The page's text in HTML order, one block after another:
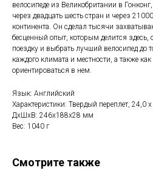
велосипеде из Великобритании в
через двадцать шесть стран и через
континента. Он сделал тысячи
бесценный опыт, которым делится здесь,
поездку и выбрать лучший велосипед до
каждого климата и местности, а также
ориентироваться в нем.
Язык: Английский
Характеристики: Твердый переплет, 24,0
ДxШxВ: 246x188x28 мм
Вес: 1040 г
Смотрите также